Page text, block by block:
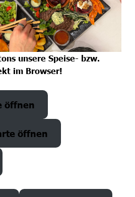
unsere Speise- bzw.
im Browser!
öffnen
öffnen